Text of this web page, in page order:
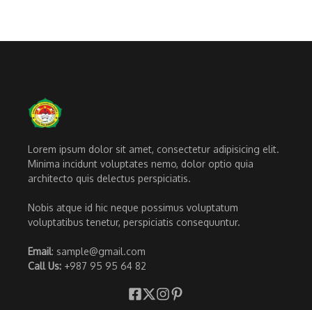
Lorem ipsum dolor sit amet, consectetur adipisicing elit.
Minima incidunt voluptates nemo, dolor optio quia
architecto quis delectus perspiciatis.
Nobis atque id hic neque possimus voluptatum
voluptatibus tenetur, perspiciatis consequuntur.
Email: sample@gmail.com
Call Us: +987 95 95 64 82